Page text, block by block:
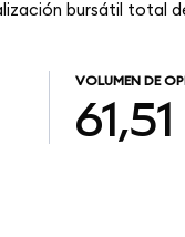
bursátil total
VOLUMEN DE